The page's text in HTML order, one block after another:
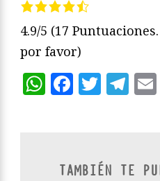
4.9/5 (17
por favor)
WhatsApp
TAMBIÉN TE